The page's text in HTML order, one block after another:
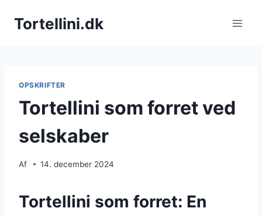
Tortellini.dk
OPSKRIFTER
Tortellini som forret ved
selskaber
Af 14. december 2024
Tortellini som forret: En